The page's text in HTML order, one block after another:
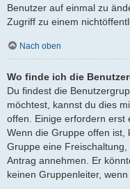
Benutzer auf einmal zu
Zugriff zu einem
Nach oben
Wo finde ich die
Du findest die
möchtest, kannst du dies
offen. Einige erfordern erst
Wenn die Gruppe offen ist,
Gruppe eine
Antrag annehmen. Er
keinen Gruppenleiter,